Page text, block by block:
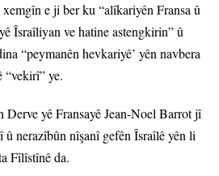
e ji ber ku “alîkariyên Fransa û
Îsraîliyan ve hatine astengkirin” û
“peymanên hevkariyê’ yên navbera
ye.
yê Fransayê Jean-Noel Barrot jî
nerazîbûn nîşanî gefên Îsraîlê yên li
Fîlîstînê da.